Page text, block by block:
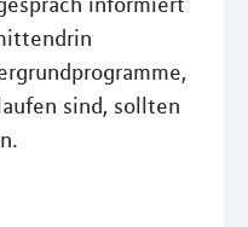
sind, sollten